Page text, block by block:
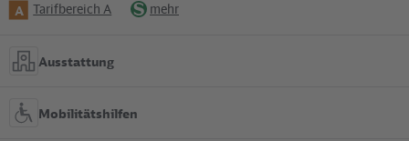
A Tarifbereich A mehr
Ausstattung
Mobilitätshilfen